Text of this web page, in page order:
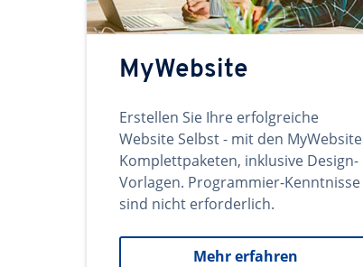
MyWebsite
Erstellen Sie Ihre erfolgreiche
Website Selbst - mit den MyWebsite
Komplettpaketen, inklusive Design-
Vorlagen. Programmier-Kenntnisse
sind nicht erforderlich.
Mehr erfahren